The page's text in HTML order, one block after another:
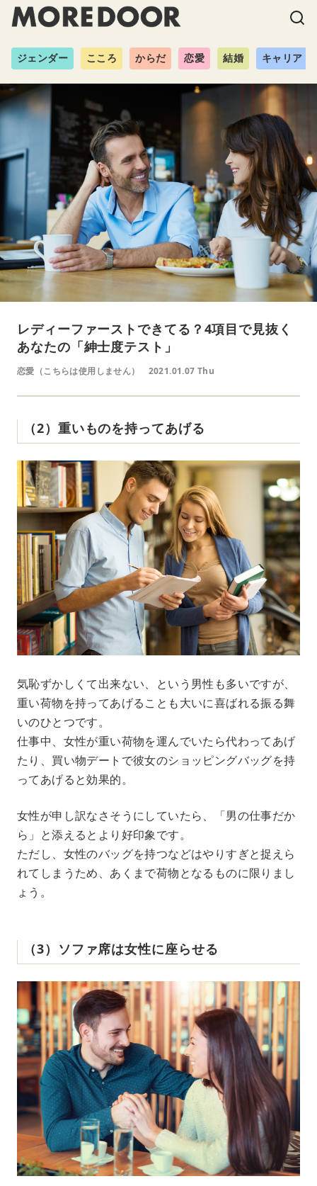
ジェンダー こころ からだ 恋愛 結婚 キャリア
レディーファーストできてる？4項目で見抜く
あなたの「紳士度テスト」
恋愛（こちらは使用しません） 2021.01.07 Thu
（2）重いものを持ってあげる
気恥ずかしくて出来ない、という男性も多いですが、
重い荷物を持ってあげることも大いに喜ばれる振る舞
いのひとつです。
仕事中、女性が重い荷物を運んでいたら代わってあげ
たり、買い物デートで彼女のショッピングバッグを持
ってあげると効果的。
女性が申し訳なさそうにしていたら、「男の仕事だか
ら」と添えるとより好印象です。
ただし、女性のバッグを持つなどはやりすぎと捉えら
れてしまうため、あくまで荷物となるものに限りまし
ょう。
（3）ソファ席は女性に座らせる